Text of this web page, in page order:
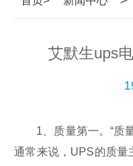
艾默生ups
1、质量第一。“质量
通常来说，UPS的质量